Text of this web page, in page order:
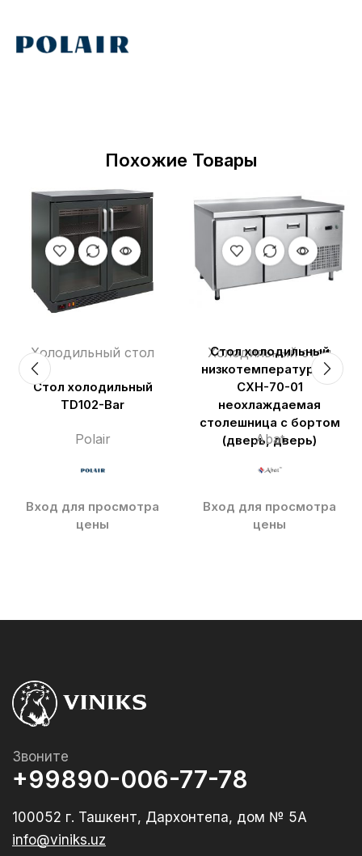
Похожие Товары
Холодильный стол
Стол холодильный
TD102-Bar
Polair
Вход для просмотра
цены
Холодильный стол
Стол холодильный
низкотемпературный
СХН-70-01
неохлаждаемая
столешница с бортом
(дверь, дверь)
Abat
Вход для просмотра
цены
Звоните
+99890-006-77-78
100052 г. Ташкент, Дархонтепа, дом № 5А
info@viniks.uz